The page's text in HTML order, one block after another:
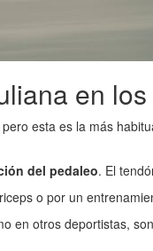
en
esta es la más
del pedaleo. El
o por un
en otros deportistas,